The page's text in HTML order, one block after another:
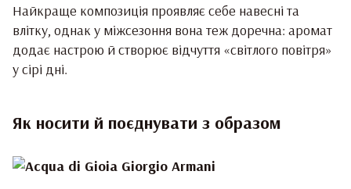
Найкраще композиція проявляє себе навесні та
влітку, однак у міжсезоння вона теж доречна: аромат
додає настрою й створює відчуття «світлого повітря»
у сірі дні.
Як носити й поєднувати з образом